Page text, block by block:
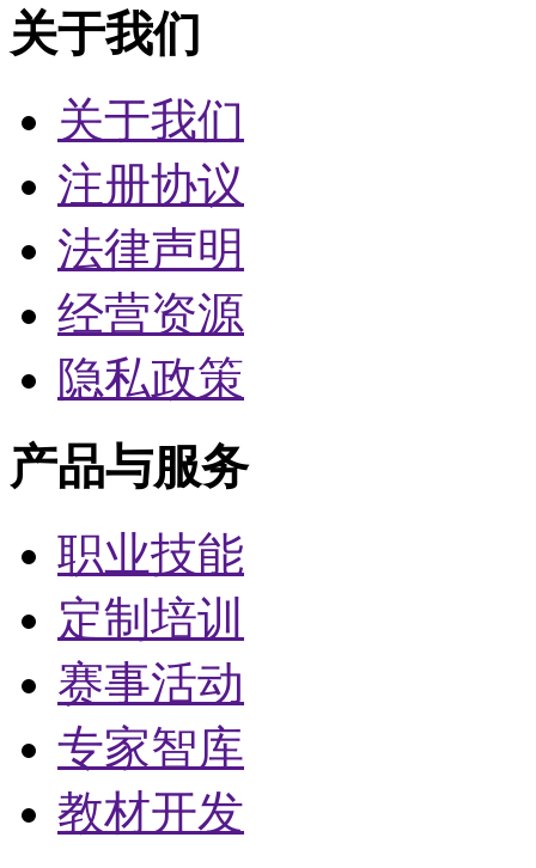
关于我们
关于我们
注册协议
法律声明
经营资源
隐私政策
产品与服务
职业技能
定制培训
赛事活动
专家智库
教材开发